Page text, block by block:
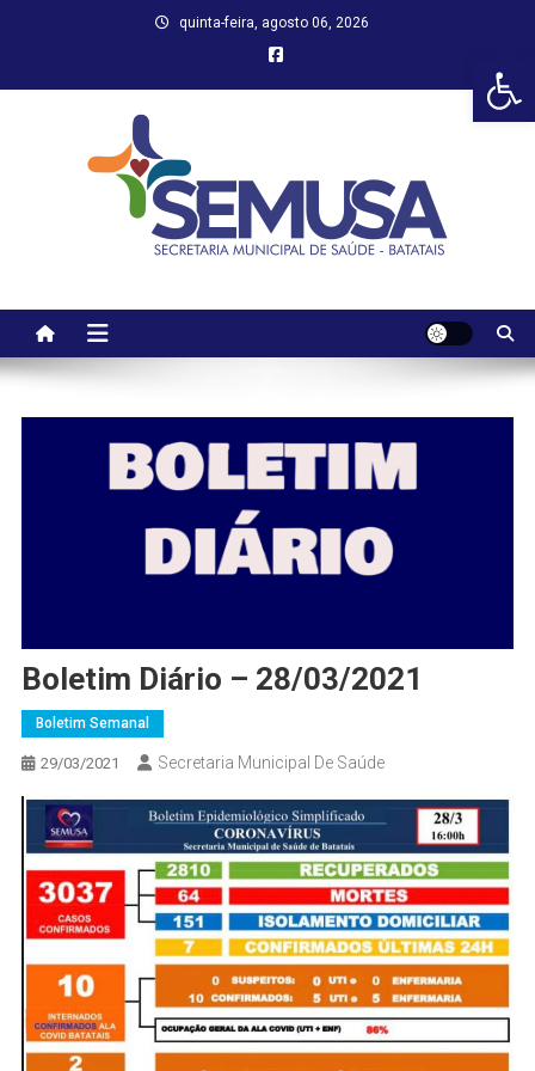
quinta-feira, agosto 06, 2026
Boletim Diário – 28/03/2021
Boletim Semanal
29/03/2021 Secretaria Municipal De Saúde